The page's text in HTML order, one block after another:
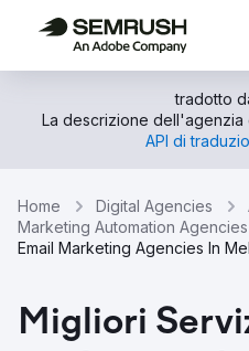
tradotto
La descrizione dell'agenzia
API di
Home Digital Agencies
Marketing Automation
Email Marketing Agencies In
Migliori